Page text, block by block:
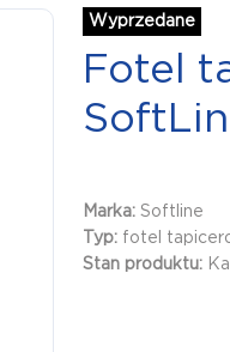
Wyprzedane
Fotel
Marka:Softline
Typ: fotel
Stan produktu: